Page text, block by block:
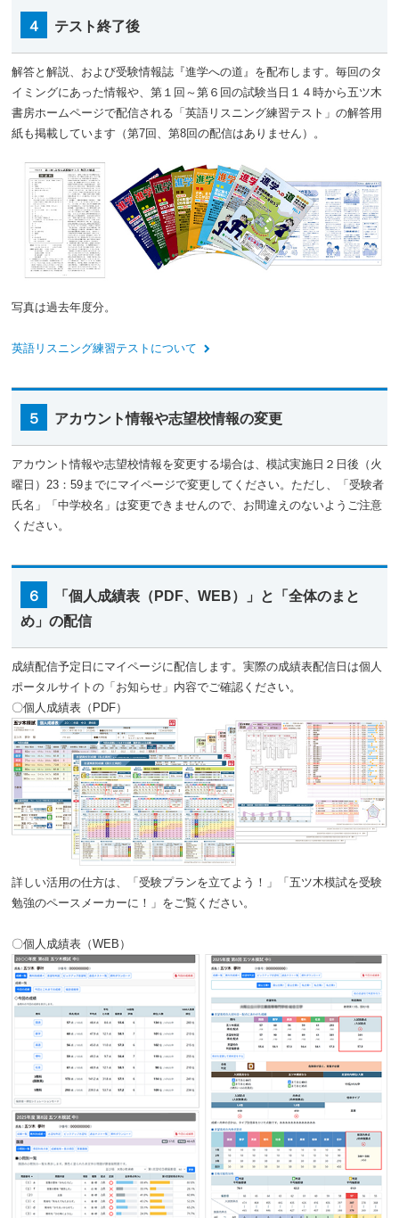
４ テスト終了後
解答と解説、および受験情報誌『進学への道』を配布します。毎回のタ
イミングにあった情報や、第１回～第６回の試験当日１４時から五ツ木
書房ホームページで配信される「英語リスニング練習テスト」の解答用
紙も掲載しています（第7回、第8回の配信はありません）。
写真は過去年度分。
英語リスニング練習テストについて
５ アカウント情報や志望校情報の変更
アカウント情報や志望校情報を変更する場合は、模試実施日２日後（火
曜日）23：59までにマイページで変更してください。ただし、「受験者
氏名」「中学校名」は変更できませんので、お間違えのないようご注意
ください。
６
「個人成績表（PDF、WEB）」と「全体のまと
め」の配信
成績配信予定日にマイページに配信します。実際の成績表配信日は個人
ポータルサイトの「お知らせ」内容でご確認ください。
〇個人成績表（PDF）
詳しい活用の仕方は、「受験プランを立てよう！ 」「五ツ木模試を受験
勉強のペースメーカーに！ 」をご覧ください。
〇個人成績表（WEB）